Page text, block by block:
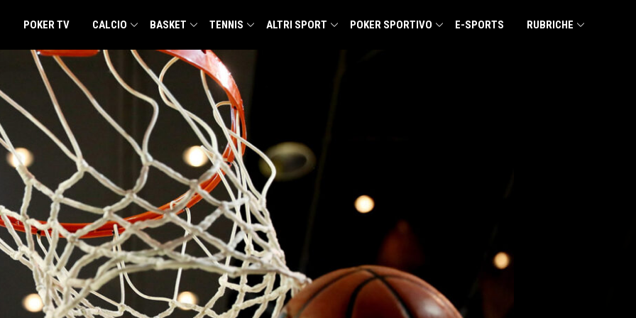
POKER TV CALCIO BASKET TENNIS ALTRI SPORT POKER SPORTIVO E-SPORTS RUBRICHE